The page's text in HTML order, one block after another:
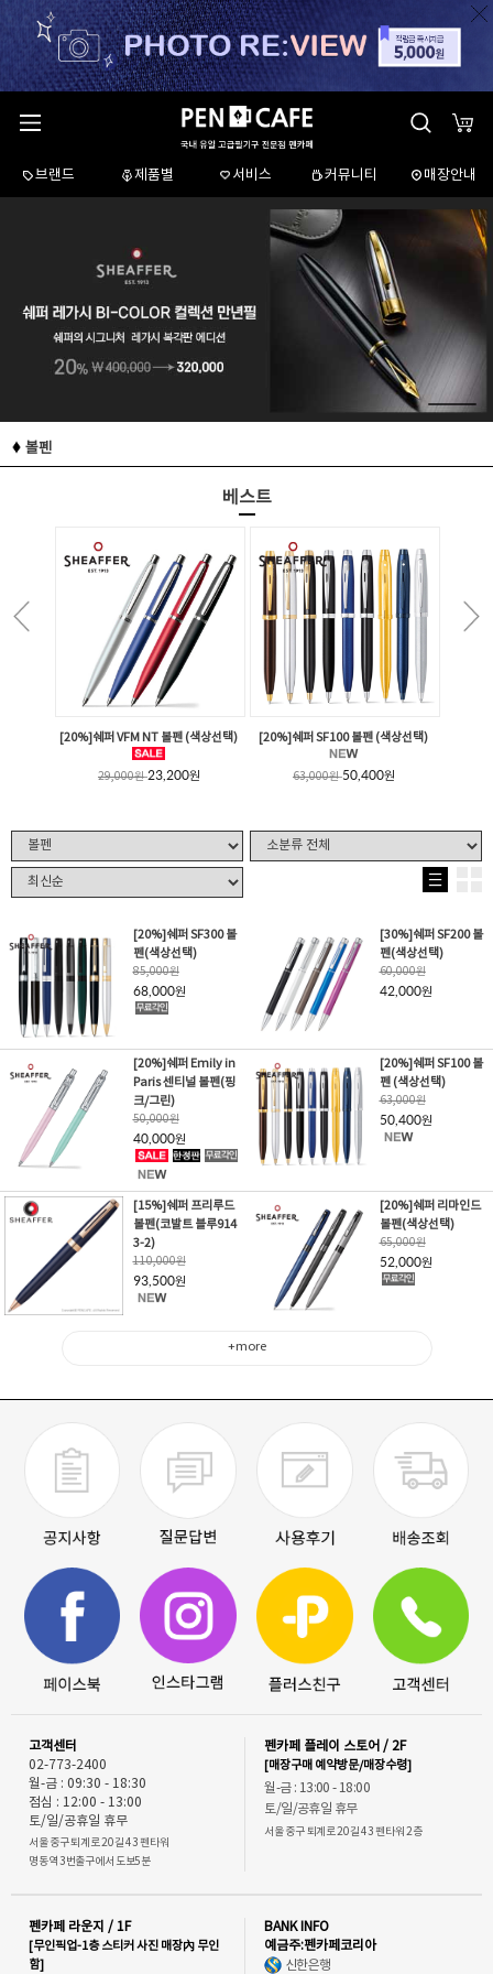
브랜드 제품별 서비스 커뮤니티 매장안내
볼펜
베스트
[20%]쉐퍼 VFM NT 볼펜 (색상선택)
29,000원 23,200원
[20%]쉐퍼 SF100 볼펜 (색상선택)
63,000원 50,400원
[20%]쉐퍼 SF300 볼
펜(색상선택)
85,000원
68,000원
[30%]쉐퍼 SF200 볼
펜(색상선택)
60,000원
42,000원
[20%]쉐퍼 Emily in
Paris 센티널 볼펜(핑
크/그린)
50,000원
40,000원
[20%]쉐퍼 SF100 볼
펜 (색상선택)
63,000원
50,400원
[15%]쉐퍼 프리루드
볼펜(코발트 블루914
3-2)
110,000원
93,500원
[20%]쉐퍼 리마인드
볼펜(색상선택)
65,000원
52,000원
+more
고객센터
02-773-2400
월-금 : 09:30 - 18:30
점심 : 12:00 - 13:00
토/일/공휴일 휴무
서울 중구 퇴계로 20길 43 펜타워
명동역 3번출구에서 도보5분
펜카페 플레이 스토어 / 2F
[매장구매 예약방문/매장수령]
월-금 : 13:00 - 18:00
토/일/공휴일 휴무
서울 중구 퇴계로 20길 43 펜타워 2층
펜카페 라운지 / 1F
[무인픽업-1층 스티커 사진 매장內 무인
함]
BANK INFO
예금주:펜카페코리아
신한은행